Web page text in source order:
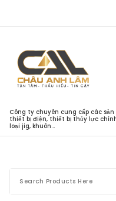
Công ty chuyên cung cấp các
thiết bị điện, thiết bị thủy lực
loại jig, khuôn...